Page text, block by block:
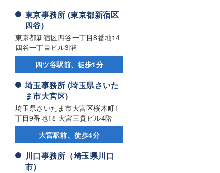
東京事務所 (東京都新宿区
四谷)
東京都新宿区四谷一丁目8番地14
四谷一丁目ビル3階
四ツ谷駅前、徒歩1分
埼玉事務所 (埼玉県さいた
ま市大宮区)
埼玉県さいたま市大宮区桜木町1
丁目9番地18 大宮三貴ビル4階
大宮駅前、徒歩4分
川口事務所（埼玉県川口
市）